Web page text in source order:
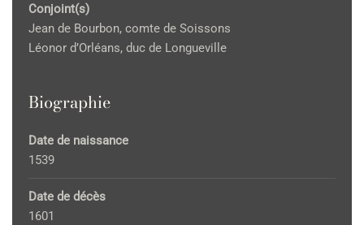
Conjoint(s)
Jean de Bourbon, comte de Soissons
Léonor d’Orléans, duc de Longueville
Biographie
Date de naissance
1539
Date de décès
1601